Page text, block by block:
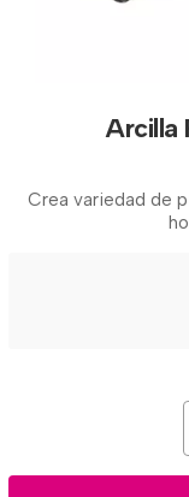
Arcilla
Crea variedad de